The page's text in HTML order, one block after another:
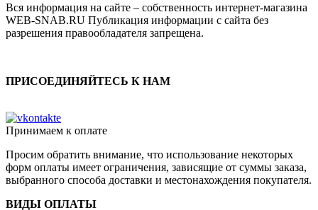
Вся информация на сайте – собственность интернет-магазина
WEB-SNAB.RU Публикация информации с сайта без
разрешения правообладателя запрещена.
ПРИСОЕДИНЯЙТЕСЬ К НАМ
Принимаем к оплате
Просим обратить внимание, что использование некоторых
форм оплаты имеет ограничения, зависящие от суммы заказа,
выбранного способа доставки и местонахождения покупателя.
ВИДЫ ОПЛАТЫ